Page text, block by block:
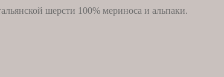
шерсти 100% мериноса и альпаки.